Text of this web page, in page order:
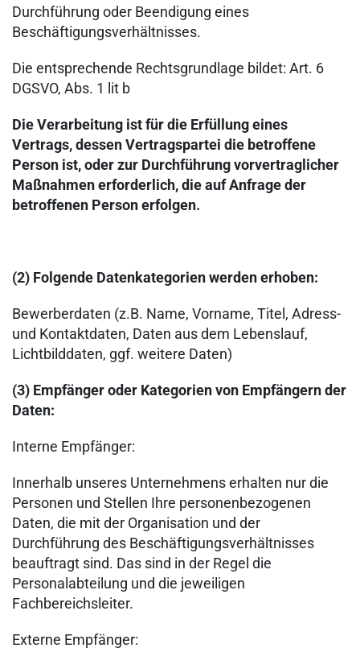
Durchführung oder Beendigung eines
Beschäftigungsverhältnisses.
Die entsprechende Rechtsgrundlage bildet: Art. 6
DGSVO, Abs. 1 lit b
Die Verarbeitung ist für die Erfüllung eines
Vertrags, dessen Vertragspartei die betroffene
Person ist, oder zur Durchführung vorvertraglicher
Maßnahmen erforderlich, die auf Anfrage der
betroffenen Person erfolgen.
(2) Folgende Datenkategorien werden erhoben:
Bewerberdaten (z.B. Name, Vorname, Titel, Adress-
und Kontaktdaten, Daten aus dem Lebenslauf,
Lichtbilddaten, ggf. weitere Daten)
(3) Empfänger oder Kategorien von Empfängern der
Daten:
Interne Empfänger:
Innerhalb unseres Unternehmens erhalten nur die
Personen und Stellen Ihre personenbezogenen
Daten, die mit der Organisation und der
Durchführung des Beschäftigungsverhältnisses
beauftragt sind. Das sind in der Regel die
Personalabteilung und die jeweiligen
Fachbereichsleiter.
Externe Empfänger: